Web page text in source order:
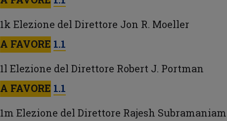
1k Elezione del Direttore Jon R. Moeller
A FAVORE 1.1
1l Elezione del Direttore Robert J. Portman
A FAVORE 1.1
1m Elezione del Direttore Rajesh Subramaniam